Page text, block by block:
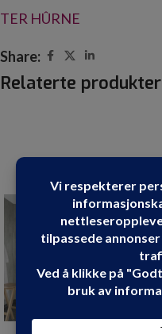
TER HÛRNE
Share:
Relaterte produkter